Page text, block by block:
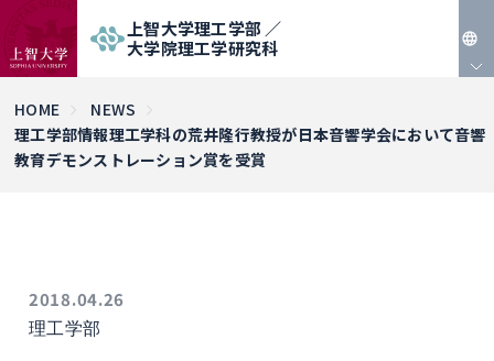
上智大学理工学部 ／
大学院理工学研究科
EN
HOME
NEWS
理工学部情報理工学科の荒井隆行教授が日本音響学会において音響
教育デモンストレーション賞を受賞
2018.04.26
理工学部